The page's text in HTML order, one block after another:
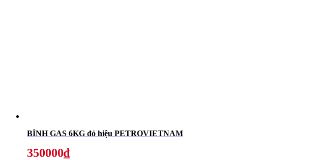
BÌNH GAS 6KG đỏ hiệu PETROVIETNAM
350000₫